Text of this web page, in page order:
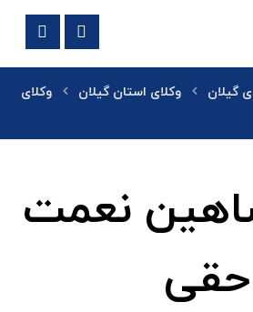
گیلان وکلای استان گیلان
وکلای
نعمت